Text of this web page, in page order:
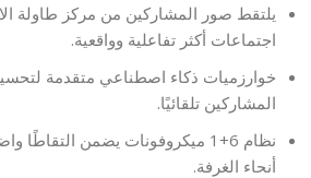
يلتقط صور المشاركين من مركز طاولة
اجتماعات أكثر تفاعلية وواقعية.
خوارزميات ذكاء اصطناعي متقدمة
المشاركين تلقائيًا.
نظام 6+1 ميكروفونات يضمن
أنحاء الغرفة.